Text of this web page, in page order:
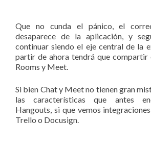
Que no cunda el pánico, el
desaparece de la aplicación, y
continuar siendo el eje central de la
partir de ahora tendrá que compartir
Rooms y Meet.
Si bien Chat y Meet no tienen gran
las características que antes
Hangouts, si que vemos
Trello o Docusign.